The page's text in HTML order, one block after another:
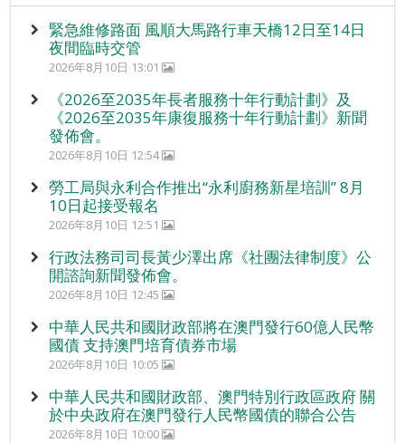
緊急維修路面 風順大馬路行車天橋12日至14日
夜間臨時交管
2026年8月10日 13:01
《2026至2035年長者服務十年行動計劃》及
《2026至2035年康復服務十年行動計劃》新聞
發佈會。
2026年8月10日 12:54
勞工局與永利合作推出“永利廚務新星培訓” 8月
10日起接受報名
2026年8月10日 12:51
行政法務司司長黃少澤出席《社團法律制度》公
開諮詢新聞發佈會。
2026年8月10日 12:45
中華人民共和國財政部將在澳門發行60億人民幣
國債 支持澳門培育債券市場
2026年8月10日 10:05
中華人民共和國財政部、澳門特別行政區政府 關
於中央政府在澳門發行人民幣國債的聯合公告
2026年8月10日 10:00